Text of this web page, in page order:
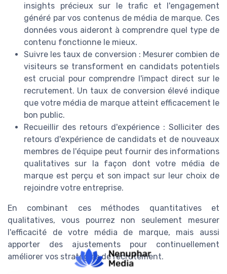
insights précieux sur le trafic et l'engagement
généré par vos contenus de média de marque. Ces
données vous aideront à comprendre quel type de
contenu fonctionne le mieux.
Suivre les taux de conversion : Mesurer combien de
visiteurs se transforment en candidats potentiels
est crucial pour comprendre l'impact direct sur le
recrutement. Un taux de conversion élevé indique
que votre média de marque atteint efficacement le
bon public.
Recueillir des retours d'expérience : Solliciter des
retours d'expérience de candidats et de nouveaux
membres de l'équipe peut fournir des informations
qualitatives sur la façon dont votre média de
marque est perçu et son impact sur leur choix de
rejoindre votre entreprise.
En combinant ces méthodes quantitatives et
qualitatives, vous pourrez non seulement mesurer
l'efficacité de votre média de marque, mais aussi
apporter des ajustements pour continuellement
améliorer vos stratégies de recrutement.